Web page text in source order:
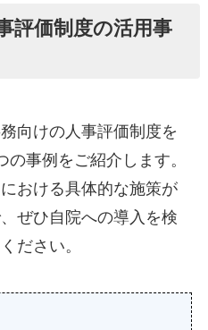
評価制度の活用事
向けの人事評価制度を
事例をご紹介します。
おける具体的な施策が
ぜひ自院への導入を検
ださい。